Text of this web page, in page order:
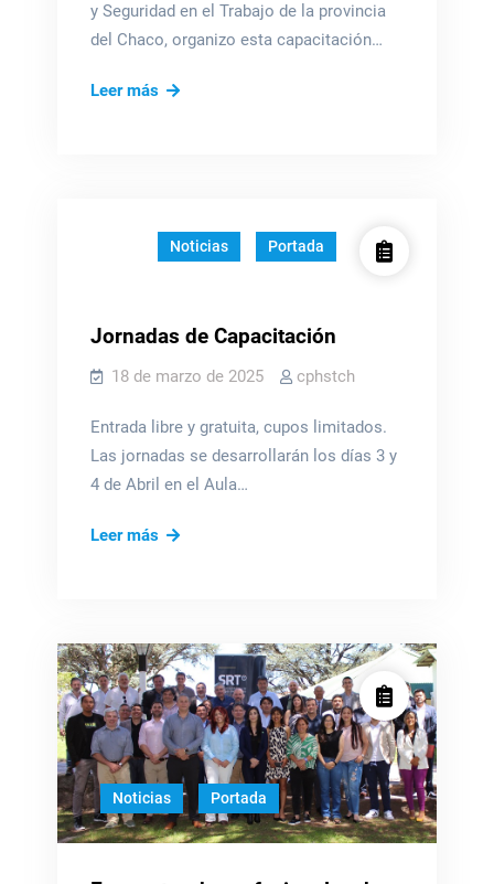
y Seguridad en el Trabajo de la provincia
del Chaco, organizo esta capacitación…
Leer másExitosa
Reforma
Laboral
Noticias Portada
Jornadas de Capacitación
18 de marzo de 2025 cphstch
Entrada libre y gratuita, cupos limitados.
Las jornadas se desarrollarán los días 3 y
4 de Abril en el Aula…
Leer másJornadas
Noticias Portada